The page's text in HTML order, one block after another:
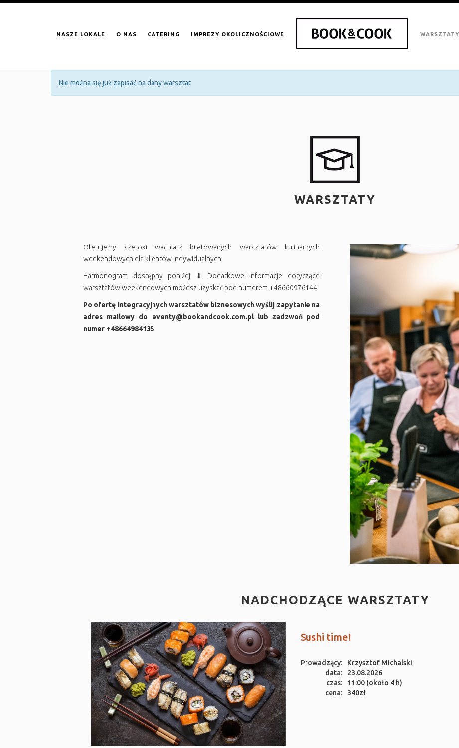
NASZE LOKALE O NAS CATERING IMPREZY OKOLICZNOŚCIOWE WARSZTATY
Nie można się już zapisać na dany warsztat
WARSZTATY
Oferujemy szeroki wachlarz biletowanych warsztatów kulinarnych
weekendowych dla klientów indywidualnych.
Harmonogram dostępny poniżej ⬇ Dodatkowe informacje dotyczące
warsztatów weekendowych możesz uzyskać pod numerem +48660976144
Po ofertę integracyjnych warsztatów biznesowych wyślij zapytanie na
adres mailowy do eventy@bookandcook.com.pl lub zadzwoń pod
numer +48664984135
NADCHODZĄCE WARSZTATY
Sushi time!
Prowadzący:
Krzysztof Michalski
data:
23.08.2026
czas:
11:00 (około 4 h)
cena:
340zł